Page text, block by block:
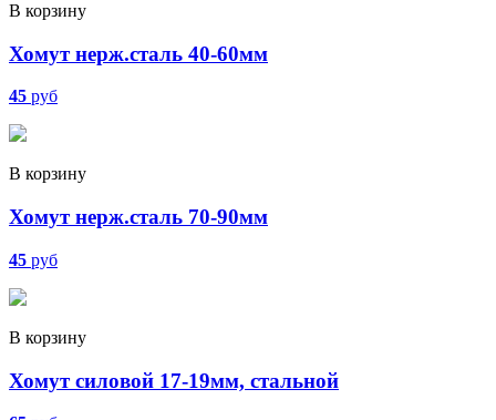
В корзину
Хомут нерж.сталь 40-60мм
45 руб
В корзину
Хомут нерж.сталь 70-90мм
45 руб
В корзину
Хомут силовой 17-19мм, стальной